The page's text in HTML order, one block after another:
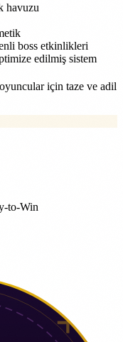
havuzu
boss etkinlikleri
edilmiş sistem
için taze ve adil
to-Win